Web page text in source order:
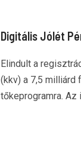
Digitális Jólét
Elindult a
(kkv) a 7,5
tőkeprogramra. Az